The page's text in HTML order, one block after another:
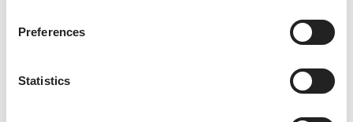
Preferences
Statistics
dass jede Reise, egal wohin sie führt,
BILD-Bestsellerautorin Jule Pieper liefert
erneut eine humorvolle und tiefsinnige